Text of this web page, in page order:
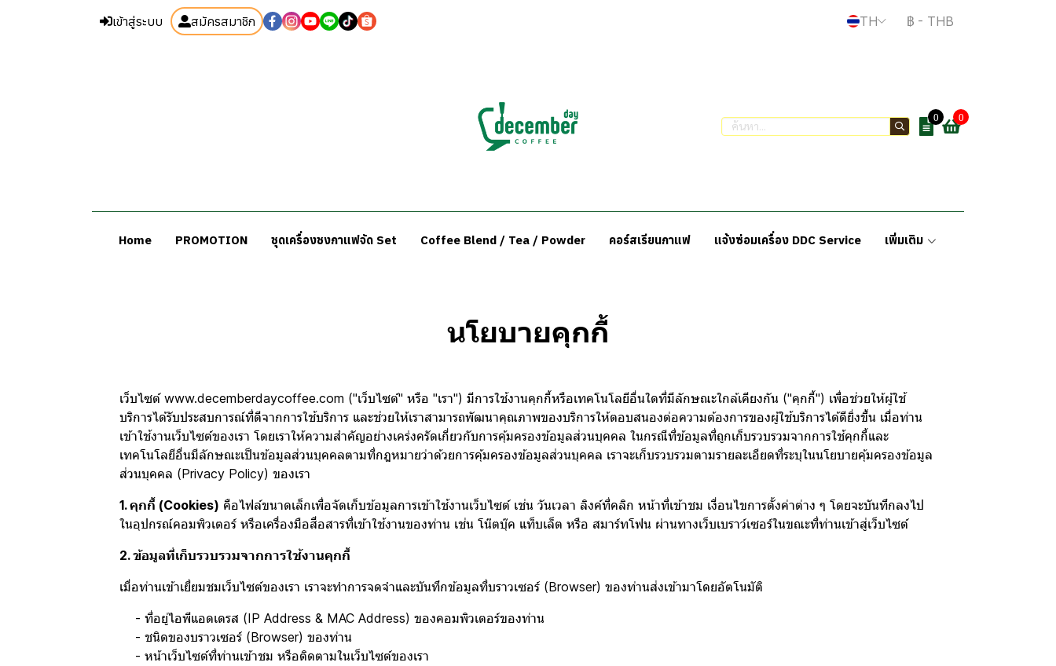
เข้าสู่ระบบ สมัครสมาชิก TH ฿ - THB
0 0
Home PROMOTION ชุดเครื่องชงกาแฟจัด Set Coffee Blend / Tea / Powder คอร์สเรียนกาแฟ แจ้งซ่อมเครื่อง DDC Service เพิ่มเติม
นโยบายคุกกี้
เว็บไซต์ www.decemberdaycoffee.com ("เว็บไซต์" หรือ "เรา") มีการใช้งานคุกกี้หรือเทคโนโลยีอื่นใดที่มีลักษณะใกล้เคียงกัน ("คุกกี้") เพื่อช่วยให้ผู้ใช้
บริการได้รับประสบการณ์ที่ดีจากการใช้บริการ และช่วยให้เราสามารถพัฒนาคุณภาพของบริการให้ตอบสนองต่อความต้องการของผู้ใช้บริการได้ดียิ่งขึ้น เมื่อท่าน
เข้าใช้งานเว็บไซต์ของเรา โดยเราให้ความสำคัญอย่างเคร่งครัดเกี่ยวกับการคุ้มครองข้อมูลส่วนบุคคล ในกรณีที่ข้อมูลที่ถูกเก็บรวบรวมจากการใช้คุกกี้และ
เทคโนโลยีอื่นมีลักษณะเป็นข้อมูลส่วนบุคคลตามที่กฎหมายว่าด้วยการคุ้มครองข้อมูลส่วนบุคคล เราจะเก็บรวบรวมตามรายละเอียดที่ระบุในนโยบายคุ้มครองข้อมูล
ส่วนบุคคล (Privacy Policy) ของเรา
1. คุกกี้ (Cookies) คือไฟล์ขนาดเล็กเพื่อจัดเก็บข้อมูลการเข้าใช้งานเว็บไซต์ เช่น วันเวลา ลิงค์ที่คลิก หน้าที่เข้าชม เงื่อนไขการตั้งค่าต่าง ๆ โดยจะบันทึกลงไป
ในอุปกรณ์คอมพิวเตอร์ หรือเครื่องมือสื่อสารที่เข้าใช้งานของท่าน เช่น โน๊ตบุ๊ค แท็บเล็ต หรือ สมาร์ทโฟน ผ่านทางเว็บเบราว์เซอร์ในขณะที่ท่านเข้าสู่เว็บไซต์
2. ข้อมูลที่เก็บรวบรวมจากการใช้งานคุกกี้
เมื่อท่านเข้าเยี่ยมชมเว็บไซต์ของเรา เราจะทำการจดจำและบันทึกข้อมูลที่บราวเซอร์ (Browser) ของท่านส่งเข้ามาโดยอัตโนมัติ
- ที่อยู่ไอพีแอดเดรส (IP Address & MAC Address) ของคอมพิวเตอร์ของท่าน
- ชนิดของบราวเซอร์ (Browser) ของท่าน
- หน้าเว็บไซต์ที่ท่านเข้าชม หรือติดตามในเว็บไซต์ของเรา